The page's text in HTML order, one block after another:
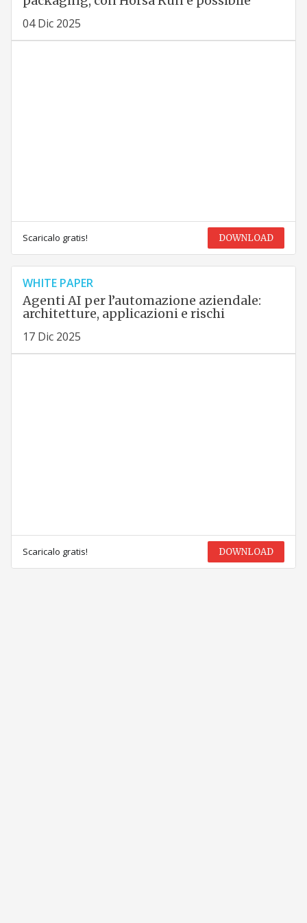
04 Dic 2025
Scaricalo gratis! DOWNLOAD
WHITE PAPER
Agenti AI per l’automazione aziendale:
architetture, applicazioni e rischi
17 Dic 2025
Scaricalo gratis! DOWNLOAD